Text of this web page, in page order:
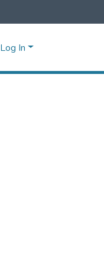
Log In